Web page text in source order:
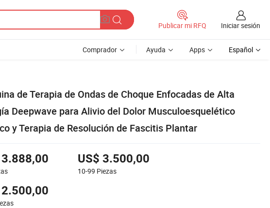
Publicar mi RFQ Iniciar sesión
Comprador Ayuda Apps Español
de Terapia de Ondas de Choque Enfocadas de Alta
Deepwave para Alivio del Dolor Musculoesquelético
y Terapia de Resolución de Fascitis Plantar
US$ 3.500,00
10-99 Piezas
2.500,00